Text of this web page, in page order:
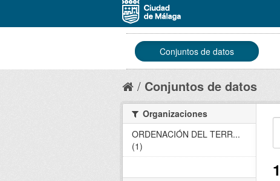
Conjuntos de datos
Conjuntos de datos
Organizaciones
ORDENACIÓN DEL TERR...
(1)